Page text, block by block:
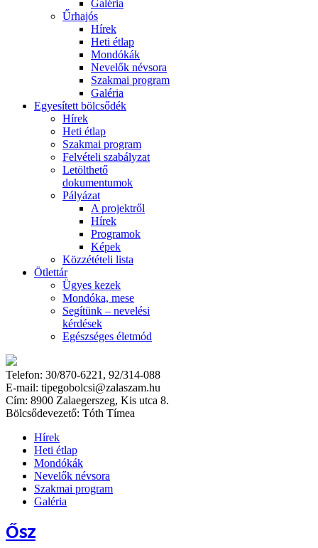
Galéria
Űrhajós
Hírek
Heti étlap
Mondókák
Nevelők névsora
Szakmai program
Galéria
Egyesített bölcsődék
Hírek
Heti étlap
Szakmai program
Felvételi szabályzat
Letölthető
dokumentumok
Pályázat
A projektről
Hírek
Programok
Képek
Közzétételi lista
Ötlettár
Ügyes kezek
Mondóka, mese
Segítünk – nevelési
kérdések
Egészséges életmód
Telefon: 30/870-6221, 92/314-088
E-mail: tipegobolcsi@zalaszam.hu
Cím: 8900 Zalaegerszeg, Kis utca 8.
Bölcsődevezető: Tóth Tímea
Hírek
Heti étlap
Mondókák
Nevelők névsora
Szakmai program
Galéria
Ősz